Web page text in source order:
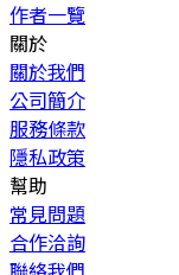
作者一覽
關於
關於我們
公司簡介
服務條款
隱私政策
幫助
常見問題
合作洽詢